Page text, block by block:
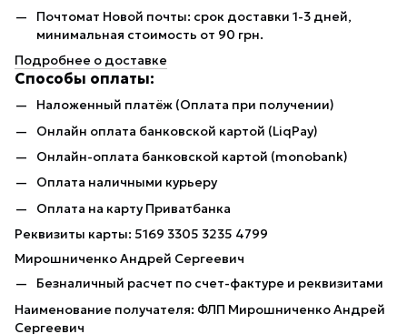
Почтомат Новой почты: срок доставки 1-3 дней,
минимальная стоимость от 90 грн.
Подробнее о доставке
Способы оплаты:
Наложенный платёж (Оплата при получении)
Онлайн оплата банковской картой (LiqPay)
Онлайн-оплата банковской картой (monobank)
Оплата наличными курьеру
Оплата на карту Приватбанка
Реквизиты карты: 5169 3305 3235 4799
Мирошниченко Андрей Сергеевич
Безналичный расчет по счет-фактуре и реквизитами
Наименование получателя: ФЛП Мирошниченко Андрей
Сергеевич